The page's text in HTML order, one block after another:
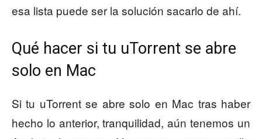
esa lista puede ser la solución sacarlo de ahí.
Qué hacer si tu uTorrent se abre
solo en Mac
Si tu uTorrent se abre solo en Mac tras haber
hecho lo anterior, tranquilidad, aún tenemos un